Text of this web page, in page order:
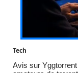
Tech
Avis sur